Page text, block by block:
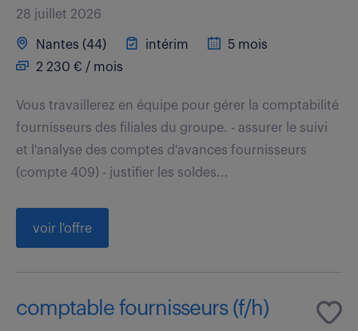
28 juillet 2026
Nantes (44) intérim
5 mois
2 230 € / mois
Vous travaillerez en équipe pour gérer la comptabilité
fournisseurs des filiales du groupe. - assurer le suivi
et l'analyse des comptes d'avances fournisseurs
(compte 409) - justifier les soldes...
voir l'offre
comptable fournisseurs (f/h)